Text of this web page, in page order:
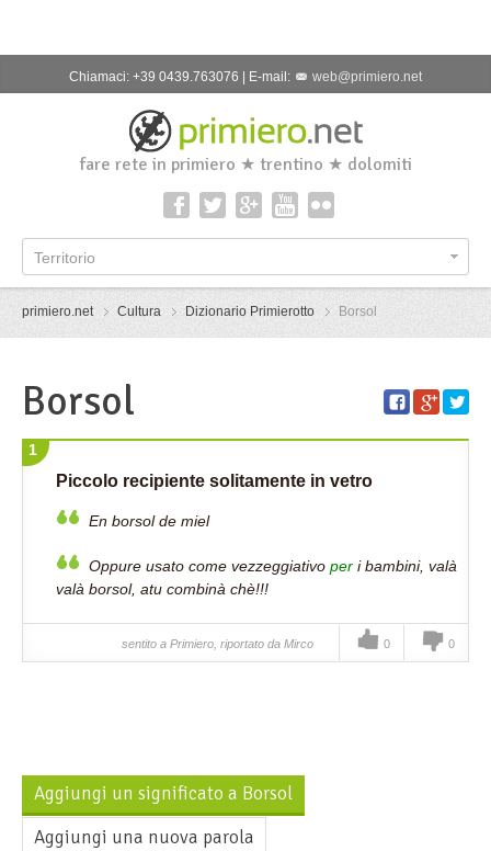
Chiamaci: +39 0439.763076 | E-mail: web@primiero.net
fare rete in primiero ★ trentino ★ dolomiti
Territorio
primiero.net Cultura Dizionario Primierotto Borsol
Borsol
1
Piccolo recipiente solitamente in vetro
En borsol de miel
Oppure usato come vezzeggiativo per i bambini, valà
valà borsol, atu combinà chè!!!
sentito a Primiero, riportato da Mirco 0 0
Aggiungi un significato a Borsol
Aggiungi una nuova parola